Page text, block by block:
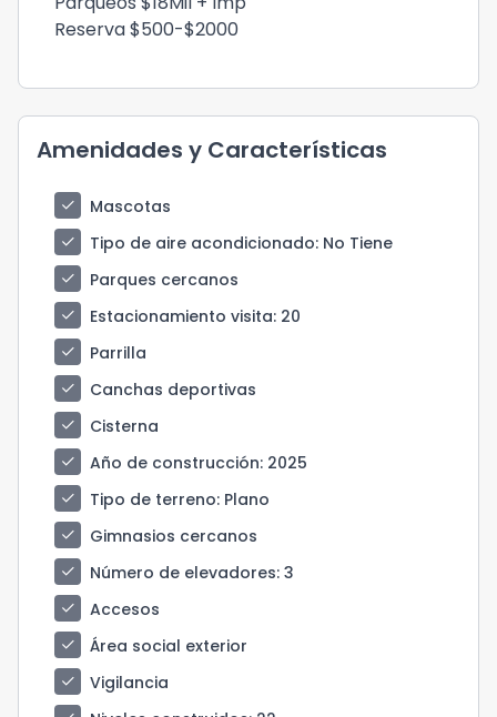
Reserva $500-$2000
Amenidades y Características
check
Mascotas
check
Tipo de aire acondicionado: No Tiene
check
Parques cercanos
check
Estacionamiento visita: 20
check
Parrilla
check
Canchas deportivas
check
Cisterna
check
Año de construcción: 2025
check
Tipo de terreno: Plano
check
Gimnasios cercanos
check
Número de elevadores: 3
check
Accesos
check
Área social exterior
check
Vigilancia